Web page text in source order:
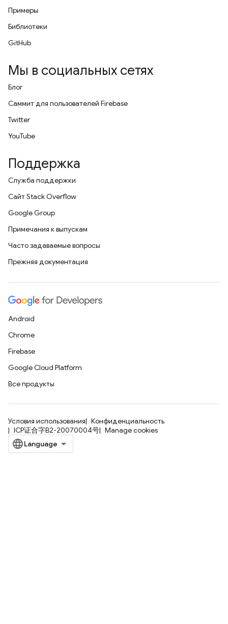
Примеры
Библиотеки
GitHub
Мы в социальных сетях
Блог
Саммит для пользователей Firebase
Twitter
YouTube
Поддержка
Служба поддержки
Сайт Stack Overflow
Google Group
Примечания к выпускам
Часто задаваемые вопросы
Прежняя документация
Android
Chrome
Firebase
Google Cloud Platform
Все продукты
Условия использования
Конфиденциальность
ICP证合字B2-20070004号
Manage cookies